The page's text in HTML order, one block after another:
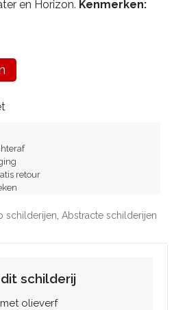
en Horizon. Kenmerken:
retour
schilderijen Abstracte schilderijen
schilderij
olieverf